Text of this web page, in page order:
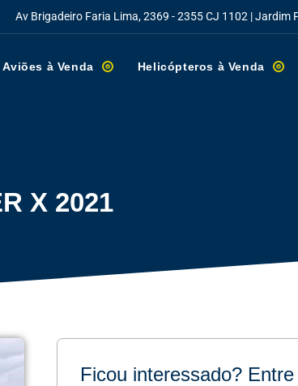
Av Brigadeiro Faria Lima, 2369 - 2355 CJ 1102 | Jardim
Aviões à Venda Helicópteros à Venda
X 2021
Ficou interessado?